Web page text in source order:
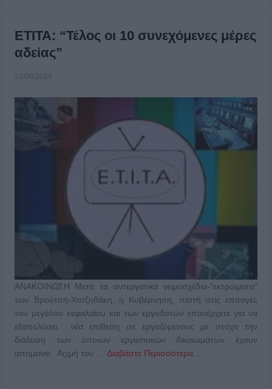
ΕΤΙΤΑ: “Τέλος οι 10 συνεχόμενες μέρες
αδείας”
22/09/2025
ΑΝΑΚΟΙΝΩΣΗ Μετά τα αντεργατικά νομοσχέδια-"εκτρώματα"
των Βρούτση-Χατζηδάκη, η Κυβέρνηση, πιστή στις επιταγές
του μεγάλου κεφαλαίου και των εργοδοτών επανέρχετε για να
εξαπολύσει νέα επίθεση σε εργαζόμενους με στόχο την
διάλυση των όποιων εργασιακών δικαιωμάτων έχουν
απομείνει. Αιχμή του … Διαβάστε Περισσότερα...